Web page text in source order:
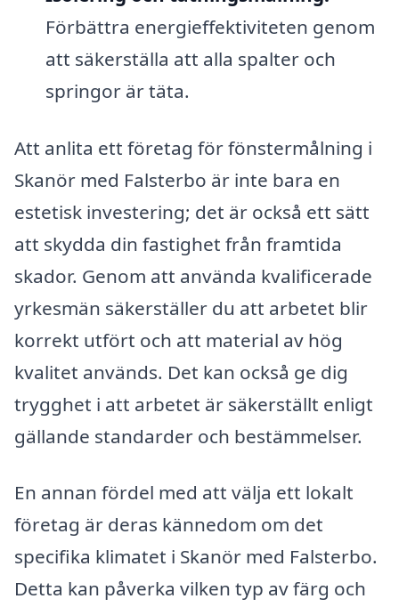
Förbättra energieffektiviteten genom
att säkerställa att alla spalter och
springor är täta.
Att anlita ett företag för fönstermålning i
Skanör med Falsterbo är inte bara en
estetisk investering; det är också ett sätt
att skydda din fastighet från framtida
skador. Genom att använda kvalificerade
yrkesmän säkerställer du att arbetet blir
korrekt utfört och att material av hög
kvalitet används. Det kan också ge dig
trygghet i att arbetet är säkerställt enligt
gällande standarder och bestämmelser.
En annan fördel med att välja ett lokalt
företag är deras kännedom om det
specifika klimatet i Skanör med Falsterbo.
Detta kan påverka vilken typ av färg och